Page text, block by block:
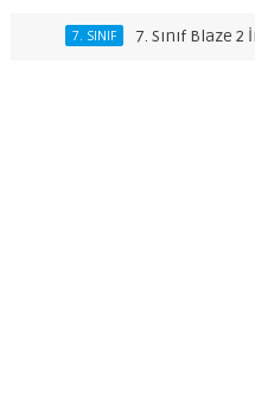
7. Sınıf Blaze 2